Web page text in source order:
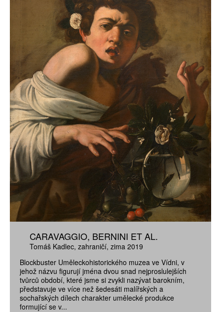
CARAVAGGIO, BERNINI ET AL.
Tomáš Kadlec zahraničí zima 2019
Blockbuster Uměleckohistorického muzea ve Vídni, v
jehož názvu figurují jména dvou snad nejproslulejších
tvůrců období, které jsme si zvykli nazývat barokním,
představuje ve více než šedesáti malířských a
sochařských dílech charakter umělecké produkce
formující se v...